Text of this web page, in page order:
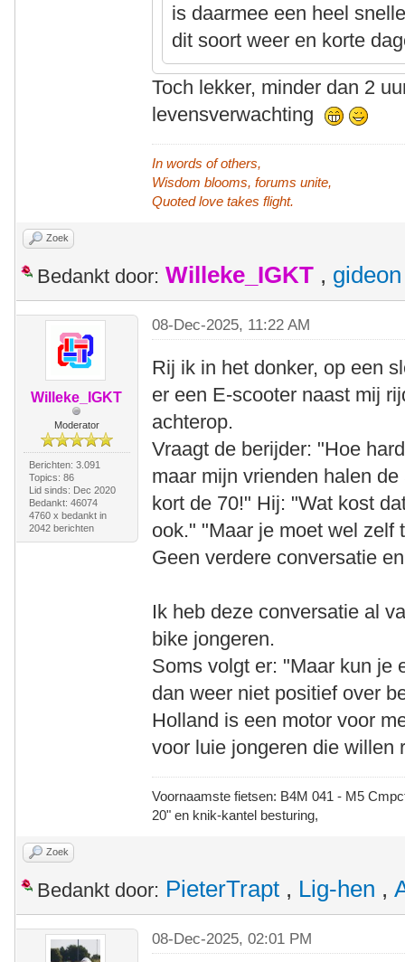
is daarmee een heel
dit soort weer en korte
Toch lekker, minder dan 2
levensverwachting
In words of others,
Wisdom blooms, forums unite,
Quoted love takes flight.
Zoek
Bedankt door: Willeke_IGKT , gideon
Willeke_IGKT
Moderator
Berichten: 3.091
Topics: 86
Lid sinds: Dec 2020
Bedankt: 46074
4760 x bedankt in
2042 berichten
08-Dec-2025, 11:22 AM
Rij ik in het donker, op een
er een E-scooter naast mij
achterop.
Vraagt de berijder: "Hoe
maar mijn vrienden halen
kort de 70!" Hij: "Wat kost
ook." "Maar je moet wel zelf
Geen verdere conversatie
Ik heb deze conversatie al
bike jongeren.
Soms volgt er: "Maar kun je
dan weer niet positief over
Holland is een motor voor
voor luie jongeren die willen
Voornaamste fietsen: B4M 041 - M5
20" en knik-kantel besturing,
Zoek
Bedankt door: PieterTrapt , Lig-hen ,
08-Dec-2025, 02:01 PM